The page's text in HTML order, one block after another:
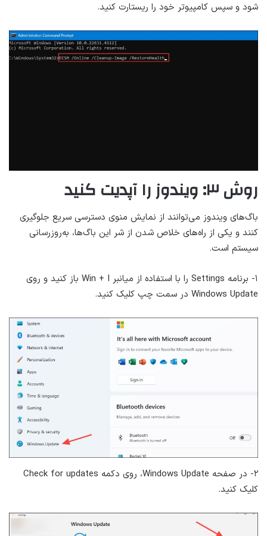
شود و سپس کامپیوتر خود را ریستارت کنید.
روش ۳: ویندوز را آپدیت کنید
باگ‌های ویندوز می‌توانند از نمایش منوی دسترسی سریع جلوگیری
کنند و یکی از راه‌های خلاص شدن از شر این باگ‌ها، به‌روزرسانی
سیستم است.
۱- برنامه Settings را با استفاده از میانبر Win + I باز کنید و روی
Windows Update در سمت چپ کلیک کنید.
۲- در صفحه Windows Update، روی دکمه Check for updates
کلیک کنید.